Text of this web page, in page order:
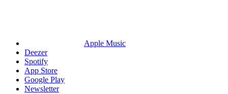
Apple Music
Deezer
Spotify
App Store
Google Play
Newsletter